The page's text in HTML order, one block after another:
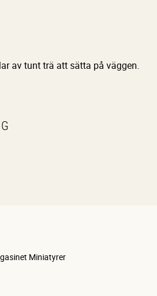
av tunt trä att sätta på väggen.
Miniatyrer